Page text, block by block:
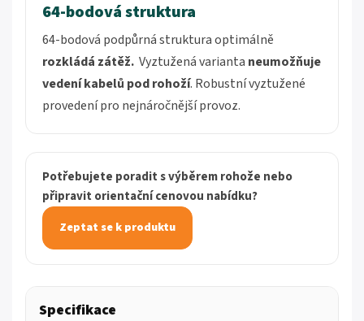
64-bodová struktura
64-bodová podpůrná struktura optimálně
rozkládá zátěž. Vyztužená varianta neumožňuje
vedení kabelů pod rohoží. Robustní vyztužené
provedení pro nejnáročnější provoz.
Potřebujete poradit s výběrem rohože nebo
připravit orientační cenovou nabídku?
Zeptat se k produktu
Specifikace